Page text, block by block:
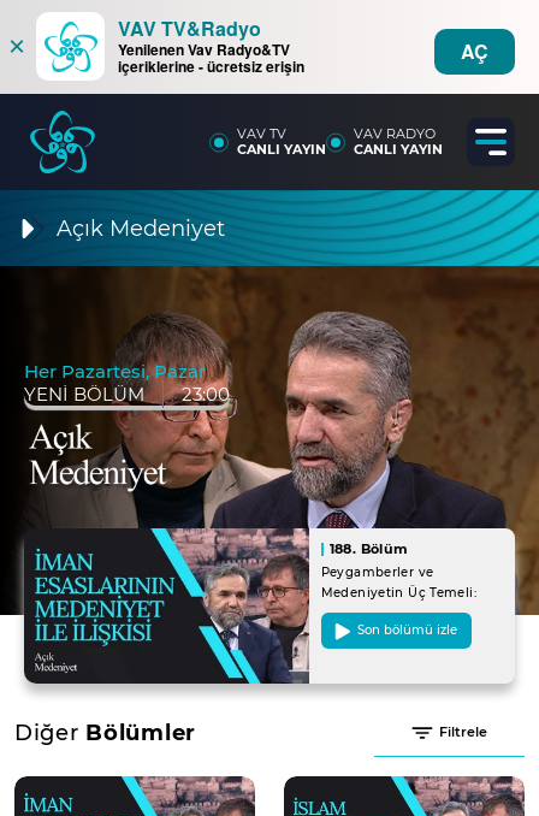
×
VAV TV&Radyo
Yenilenen Vav Radyo&TV
içeriklerine - ücretsiz erişin
AÇ
VAV TV
CANLI YAYIN
VAV RADYO
CANLI YAYIN
Açık Medeniyet
Her Pazartesi, Pazar
YENİ BÖLÜM
23:00
188. Bölüm
Peygamberler ve
Medeniyetin Üç Temeli:
İman, İslam ve İhsan | Açık
MedeniyetSon bölümü izle
Diğer Bölümler Filtrele